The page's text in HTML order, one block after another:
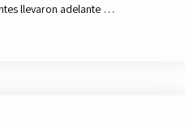
llevaron adelante …